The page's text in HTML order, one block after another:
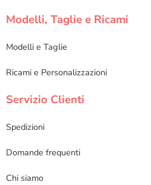
Modelli, Taglie e Ricami
Modelli e Taglie
Ricami e Personalizzazioni
Servizio Clienti
Spedizioni
Domande frequenti
Chi siamo